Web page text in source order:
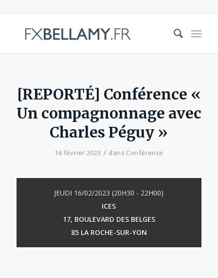
[REPORTÉ] Conférence «
Un compagnonnage avec
Charles Péguy »
16 février 2023 / dans Conférence
JEUDI 16/02/2023 (20H30 - 22H00)
ICES
17, BOULEVARD DES BELGES
85 LA ROCHE-SUR-YON